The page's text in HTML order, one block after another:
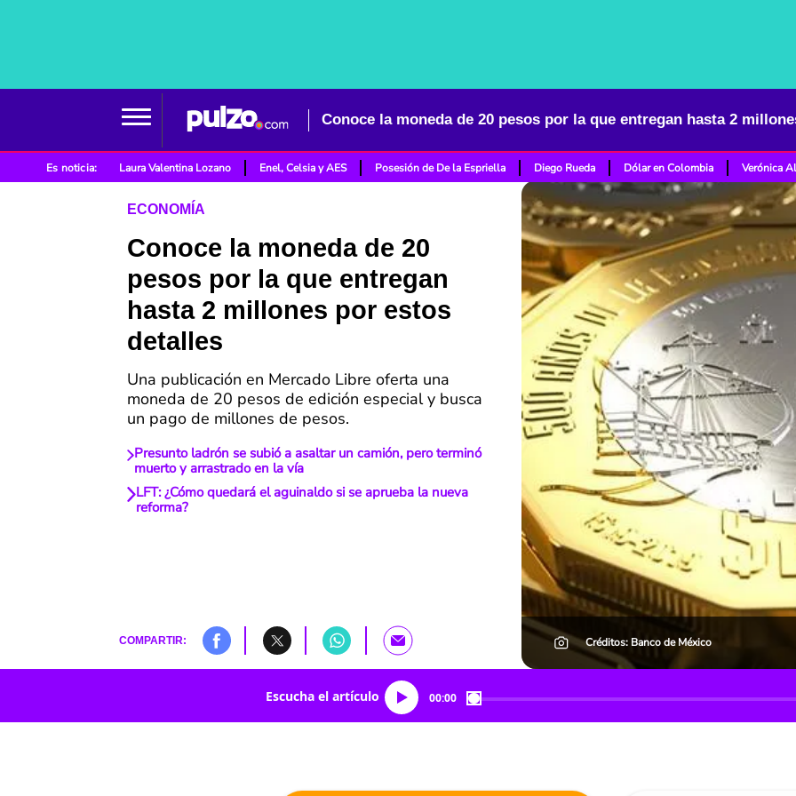
Conoce la moneda de 20 pesos por la que entregan hasta 2
Es noticia: Laura Valentina Lozano Enel, Celsia y AES Posesión de De la Espriella Diego Rueda Dólar en Colombia Verónica
ECONOMÍA
Conoce la moneda de 20
pesos por la que entregan
hasta 2 millones por estos
detalles
Una publicación en Mercado Libre oferta una
moneda de 20 pesos de edición especial y busca
un pago de millones de pesos.
Presunto ladrón se subió a asaltar un camión, pero terminó
muerto y arrastrado en la vía
LFT: ¿Cómo quedará el aguinaldo si se aprueba la nueva
reforma?
COMPARTIR: Créditos: Banco de México
Escucha el artículo 00:00